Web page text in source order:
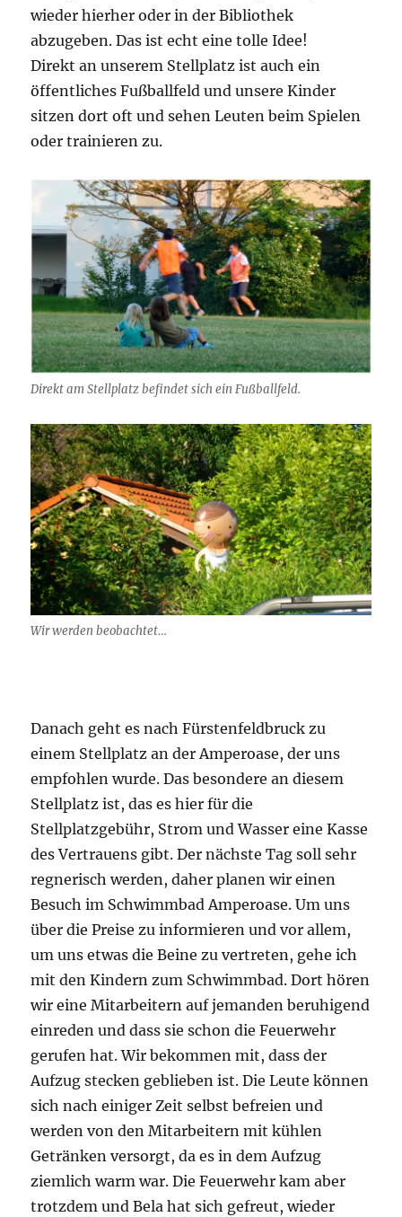
wieder hierher oder in der Bibliothek
abzugeben. Das ist echt eine tolle Idee!
Direkt an unserem Stellplatz ist auch ein
öffentliches Fußballfeld und unsere Kinder
sitzen dort oft und sehen Leuten beim Spielen
oder trainieren zu.
Direkt am Stellplatz befindet sich ein Fußballfeld.
Wir werden beobachtet…
Danach geht es nach Fürstenfeldbruck zu
einem Stellplatz an der Amperoase, der uns
empfohlen wurde. Das besondere an diesem
Stellplatz ist, das es hier für die
Stellplatzgebühr, Strom und Wasser eine Kasse
des Vertrauens gibt. Der nächste Tag soll sehr
regnerisch werden, daher planen wir einen
Besuch im Schwimmbad Amperoase. Um uns
über die Preise zu informieren und vor allem,
um uns etwas die Beine zu vertreten, gehe ich
mit den Kindern zum Schwimmbad. Dort hören
wir eine Mitarbeitern auf jemanden beruhigend
einreden und dass sie schon die Feuerwehr
gerufen hat. Wir bekommen mit, dass der
Aufzug stecken geblieben ist. Die Leute können
sich nach einiger Zeit selbst befreien und
werden von den Mitarbeitern mit kühlen
Getränken versorgt, da es in dem Aufzug
ziemlich warm war. Die Feuerwehr kam aber
trotzdem und Bela hat sich gefreut, wieder